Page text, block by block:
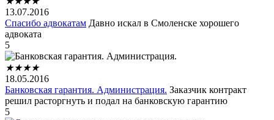
13.07.2016
Спасибо адвокатам Давно искал в Смоленске хорошего
адвоката
5
★★★★
18.05.2016
Банковская гарантия. Администрация. Заказчик контракт
решил расторгнуть и подал на банковскую гарантию
5